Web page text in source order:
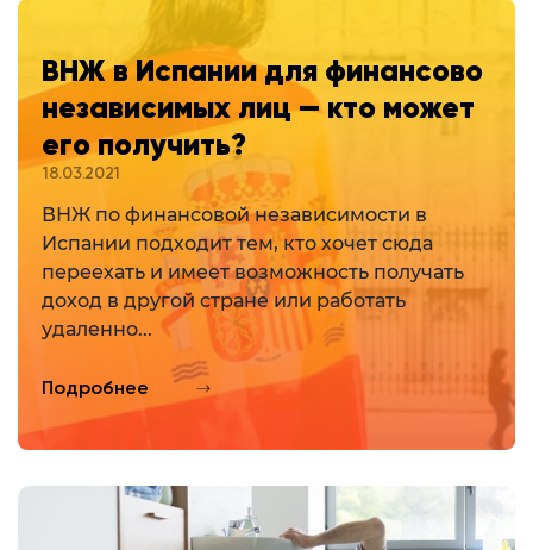
ВНЖ в Испании для финансово
независимых лиц — кто может
его получить?
18.03.2021
ВНЖ по финансовой независимости в
Испании подходит тем, кто хочет сюда
переехать и имеет возможность получать
доход в другой стране или работать
удаленно...
Подробнее